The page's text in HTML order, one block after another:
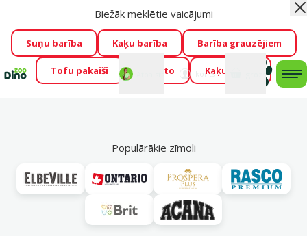
Visu mēnesi Dino Zoo piedāvā lieliskas cenas mīluļu TOP
barībām! 🍖→Skatīt piedāvājumu!
Fotokonkurss “GADA ŪSAIŅI”!
Varbūt tieši Tavs mīlulis
būs 2027. gada zvaigzne
→Piedalīties
Mans
konts
Biežāk meklētie vaicājumi
Suņu barība Kaķu barība Barība grauzējiem
Tofu pakaiši Foresto Kaķu mājas
Populārākie zīmoli
Josera barība suņiem – uzturs veselīgākai dzīvei!